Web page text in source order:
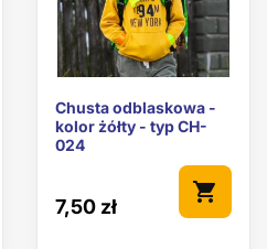
Chusta odblaskowa -
kolor żółty - typ CH-
024
7,50 zł
shopping_cart